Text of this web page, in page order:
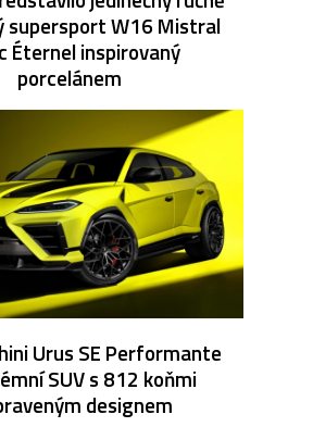
supersport W16 Mistral
Éternel inspirovaný
porcelánem
Urus SE Performante
SUV s 812 koňmi
designem